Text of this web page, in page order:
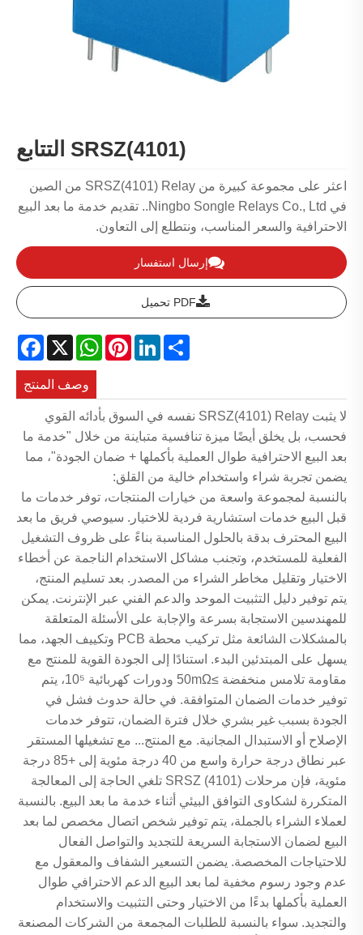
SRSZ(4101) التتابع
اعثر على مجموعة كبيرة من SRSZ(4101) Relay من الصين
في Ningbo Songle Relays Co., Ltd.. تقديم خدمة ما بعد البيع
الاحترافية والسعر المناسب، ونتطلع إلى التعاون.
إرسال استفسار
PDF تحميل
X
WhatsAppPinterestLinkedInShare
وصف المنتج
لا يثبت SRSZ(4101) Relay نفسه في السوق بأدائه القوي
فحسب، بل يخلق أيضًا ميزة تنافسية متباينة من خلال "خدمة ما
بعد البيع الاحترافية طوال العملية بأكملها + ضمان الجودة"، مما
يضمن تجربة شراء واستخدام خالية من القلق:
بالنسبة لمجموعة واسعة من خيارات المنتجات، توفر خدمات ما
قبل البيع خدمات استشارية فردية للاختيار. سيوصي فريق ما بعد
البيع المحترف بدقة بالحلول المناسبة بناءً على ظروف التشغيل
الفعلية للمستخدم، وتجنب مشاكل الاستخدام الناجمة عن أخطاء
الاختيار وتقليل مخاطر الشراء من المصدر. بعد تسليم المنتج،
يتم توفير دليل التثبيت الموحد والدعم الفني عبر الإنترنت. يمكن
للمهندسين الاستجابة بسرعة والإجابة على الأسئلة المتعلقة
بالمشكلات الشائعة مثل تركيب محطة PCB وتكييف الجهد، مما
يسهل على المبتدئين البدء. استنادًا إلى الجودة القوية للمنتج مع
مقاومة تلامس منخفضة ≥50mΩ ودورات كهربائية 10⁵، يتم
توفير خدمات الضمان المتوافقة. في حالة حدوث فشل في
الجودة بسبب غير بشري خلال فترة الضمان، تتوفر خدمات
الإصلاح أو الاستبدال المجانية. مع المنتج... مع تشغيلها المستقر
عبر نطاق درجة حرارة واسع من 40 درجة مئوية إلى +85 درجة
مئوية، فإن مرحلات SRSZ (4101) تلغي الحاجة إلى المعالجة
المتكررة لشكاوى التوافق البيئي أثناء خدمة ما بعد البيع. بالنسبة
لعملاء الشراء بالجملة، يتم توفير شخص اتصال مخصص لما بعد
البيع لضمان الاستجابة السريعة للتجديد والتواصل الفعال
للاحتياجات المخصصة. يضمن التسعير الشفاف والمعقول مع
عدم وجود رسوم مخفية لما بعد البيع الدعم الاحترافي طوال
العملية بأكملها بدءًا من الاختيار وحتى التثبيت والاستخدام
والتجديد. سواء بالنسبة للطلبات المجمعة من الشركات المصنعة